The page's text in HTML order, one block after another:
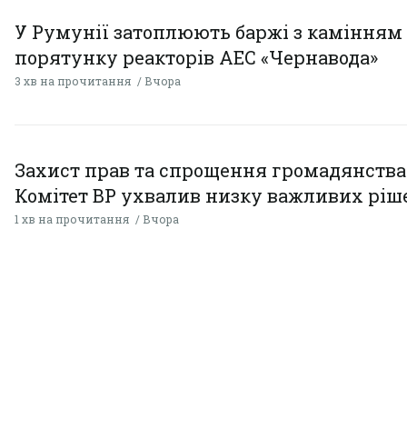
У Румунії затоплюють баржі з
порятунку реакторів АЕС «Чернавода»
3 хв на прочитання Вчора
Захист прав та спрощення
Комітет ВР ухвалив низку важливих
1 хв на прочитання Вчора